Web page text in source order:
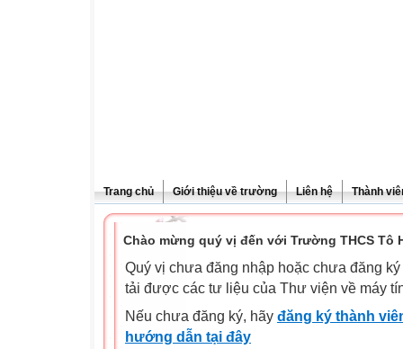
Trang chủ Giới thiệu về trường Liên hệ Thành
Chào mừng quý vị đến với Trường THCS Tô
Quý vị chưa đăng nhập hoặc chưa đăng
tải được các tư liệu của Thư viện về máy
Nếu chưa đăng ký, hãy đăng ký thành
hướng dẫn tại đây